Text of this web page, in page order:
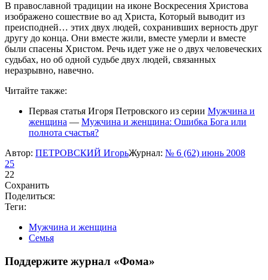
В православной традиции на иконе Воскресения Христова
изображено сошествие во ад Христа, Который выводит из
преисподней… этих двух людей, сохранивших верность друг
другу до конца. Они вместе жили, вместе умерли и вместе
были спасены Христом. Речь идет уже не о двух человеческих
судьбах, но об одной судьбе двух людей, связанных
неразрывно, навечно.
Читайте также:
Первая статья Игоря Петровского из серии Мужчина и
женщина — Мужчина и женщина: Ошибка Бога или
полнота счастья?
Автор: ПЕТРОВСКИЙ ИгорьЖурнал: № 6 (62) июнь 2008
25
22
Сохранить
Поделиться:
Теги:
Мужчина и женщина
Семья
Поддержите журнал «Фома»